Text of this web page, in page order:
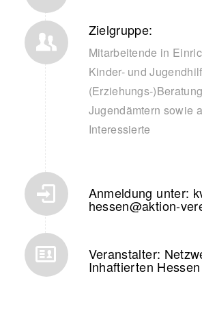
Zielgruppe:
Mitarbeitende in
Kinder- und
(Erziehungs-
Jugendämtern sowie
Interessierte
Anmeldung unter:
hessen@aktion-
Veranstalter:
Inhaftierten Hessen